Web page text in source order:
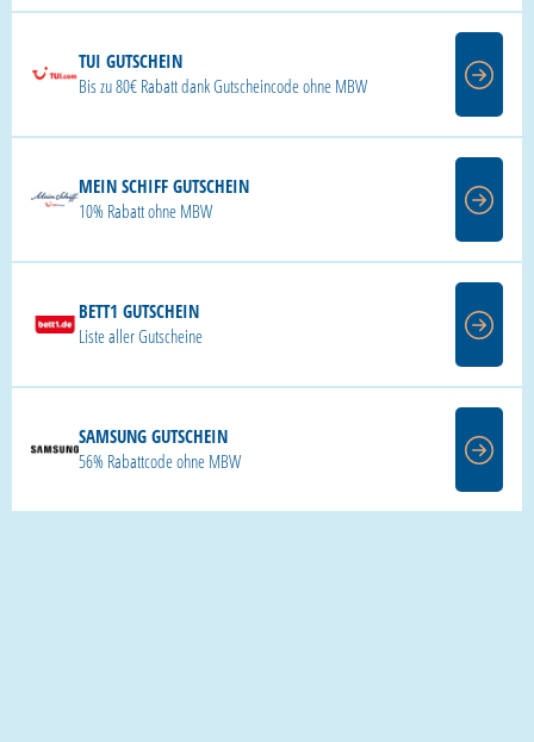
TUI GUTSCHEIN
Bis zu 80€ Rabatt dank Gutscheincode ohne MBW
MEIN SCHIFF GUTSCHEIN
10% Rabatt ohne MBW
BETT1 GUTSCHEIN
Liste aller Gutscheine
SAMSUNG GUTSCHEIN
56% Rabattcode ohne MBW